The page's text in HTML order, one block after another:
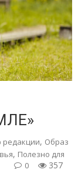
редакции, Образ
, Полезно для
357
0